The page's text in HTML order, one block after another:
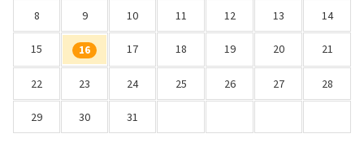
8 9 10 11 12 13 14
15 16 17 18 19 20 21
22 23 24 25 26 27 28
29 30 31